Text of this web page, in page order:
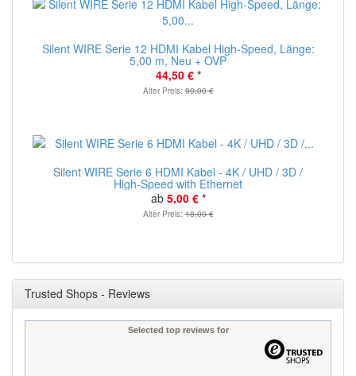
Silent WIRE Serie 12 HDMI Kabel High-Speed, Länge:
5,00 m, Neu + OVP
44,50 € *
Alter Preis:90,00 €
Silent WIRE Serie 6 HDMI Kabel - 4K / UHD / 3D /
High-Speed with Ethernet
ab 5,00 € *
Alter Preis:18,00 €
Trusted Shops - Reviews
Selected top reviews for